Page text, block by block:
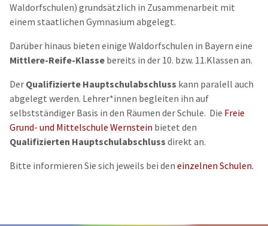
Waldorfschulen) grundsätzlich in Zusammenarbeit mit
einem staatlichen Gymnasium abgelegt.
Darüber hinaus bieten einige Waldorfschulen in Bayern eine
Mittlere-Reife-Klasse bereits in der 10. bzw. 11.Klassen an.
Der Qualifizierte Hauptschulabschluss kann paralell auch
abgelegt werden. Lehrer*innen begleiten ihn auf
selbstständiger Basis in den Räumen der Schule. Die Freie
Grund- und Mittelschule Wernstein bietet den
Qualifizierten Hauptschulabschluss direkt an.
Bitte informieren Sie sich jeweils bei den einzelnen Schulen.